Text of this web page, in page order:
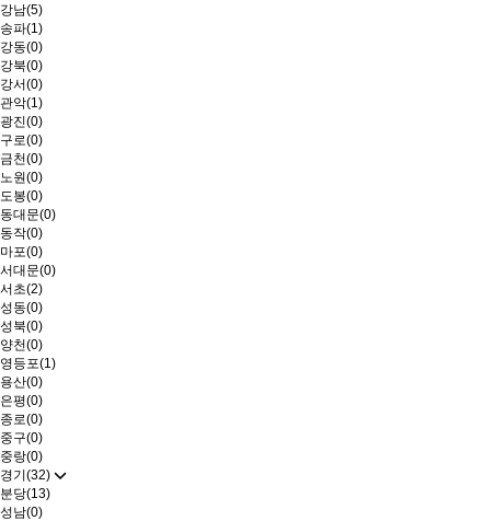
강남(5)
송파(1)
강동(0)
강북(0)
강서(0)
관악(1)
광진(0)
구로(0)
금천(0)
노원(0)
도봉(0)
동대문(0)
동작(0)
마포(0)
서대문(0)
서초(2)
성동(0)
성북(0)
양천(0)
영등포(1)
용산(0)
은평(0)
종로(0)
중구(0)
중랑(0)
경기(32)
분당(13)
성남(0)